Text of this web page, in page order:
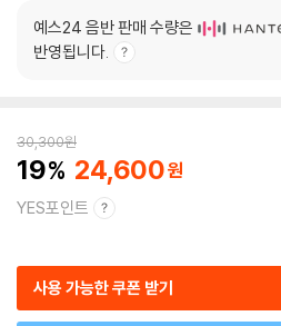
예스24 음반 판매 수량은
반영됩니다.
30,300원
19 24,600
YES포인트
사용 가능한 쿠폰 받기